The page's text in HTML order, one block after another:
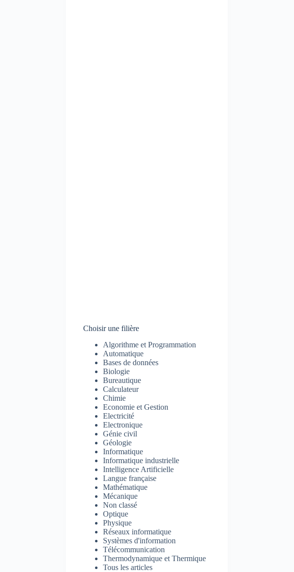
Choisir une filière
Algorithme et Programmation
Automatique
Bases de données
Biologie
Bureautique
Calculateur
Chimie
Economie et Gestion
Electricité
Electronique
Génie civil
Géologie
Informatique
Informatique industrielle
Intelligence Artificielle
Langue française
Mathématique
Mécanique
Non classé
Optique
Physique
Réseaux informatique
Systèmes d'information
Télécommunication
Thermodynamique et Thermique
Tous les articles